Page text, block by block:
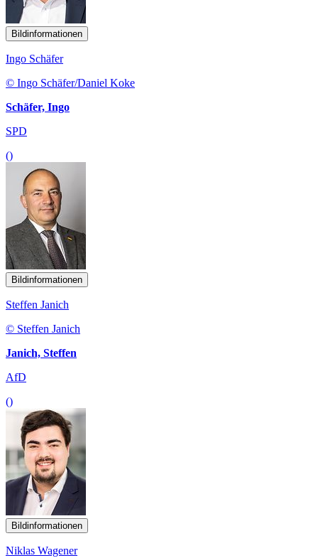
Bildinformationen
Ingo Schäfer
© Ingo Schäfer/Daniel Koke
Schäfer, Ingo
SPD
()
Bildinformationen
Steffen Janich
© Steffen Janich
Janich, Steffen
AfD
()
Bildinformationen
Niklas Wagener